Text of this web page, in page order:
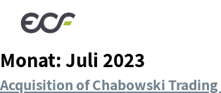
Monat:Juli 2023
Acquisition of Chabowski Trading